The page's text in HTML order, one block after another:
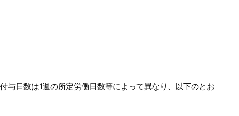
与日数は1週の所定労働日数等によって異なり、以下のとお